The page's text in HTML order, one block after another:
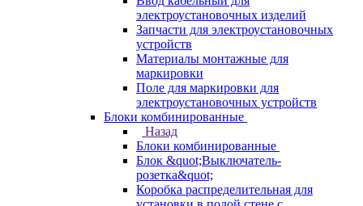
электроустановочных изделий
Запчасти для электроустановочных
устройств
Материалы монтажные для
маркировки
Поле для маркировки для
электроустановочных устройств
Блоки комбинированные
Назад
Блоки комбинированные
Блок &quot;Выключатель-
розетка&quot;
Коробка распределительная для